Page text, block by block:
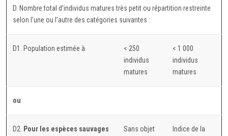
D. Nombre total d’individus matures très petit ou répartition restreinte
selon l’une ou l’autre des catégories suivantes :
D1. Population estimée à
< 250
individus
matures
< 1 000
individus
matures
ou
D2. Pour les espèces sauvages
Sans objet
Indice de la